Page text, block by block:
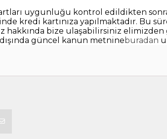
uygunluğu kontrol edildikten
kredi kartınıza yapılmaktadır. Bu
bize ulaşabilirsiniz elimizden
güncel kanun metnineburadan